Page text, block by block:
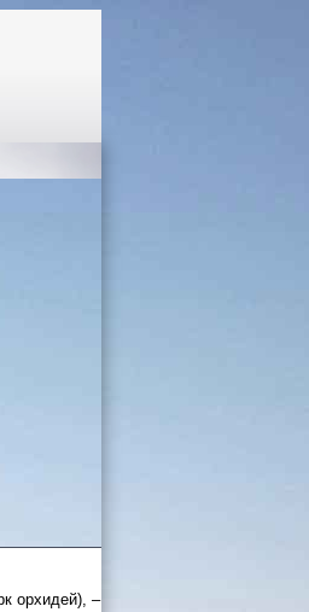
орхидей), –